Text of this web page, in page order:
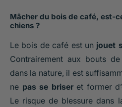
Mâcher du bois de café, est-
chiens ?
Le bois de café est un jouet
Contrairement aux bouts
dans la nature, il est
ne pas se briseret former
Le risque de blessure dans